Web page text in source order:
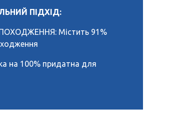
ПІДХІД:
Містить 91%
на 100% придатна для